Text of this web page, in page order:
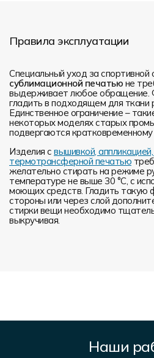
Правила эксплуатации
Специальный уход за
сублимационной печатью не
выдерживает любое обращение.
гладить в подходящем для
Единственное ограничение –
некоторых моделях старых
подвергаются
Изделия с вышивкой,
термотрансферной печатью
желательно стирать на режиме
температуре не выше 30 °C, с
моющих средств. Гладить такую
стороны или через слой
стирки вещи необходимо
выкручивая.
Наши